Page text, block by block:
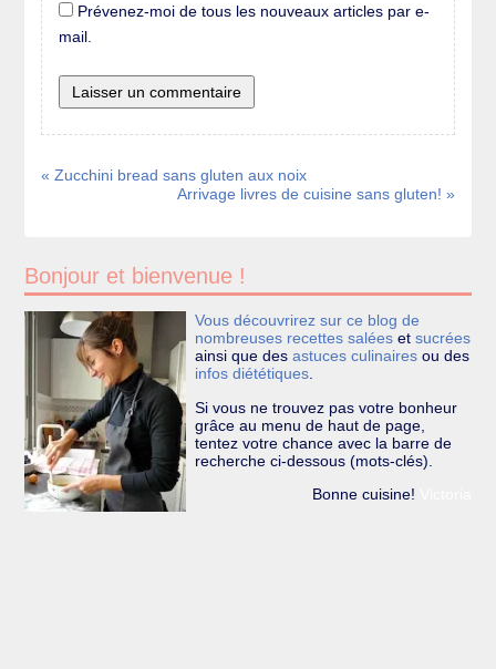
Prévenez-moi de tous les nouveaux articles par e-
mail.
« Zucchini bread sans gluten aux noix
Arrivage livres de cuisine sans gluten! »
Bonjour et bienvenue !
Vous découvrirez sur ce blog de
nombreuses recettes saléeset sucrées
ainsi que des astuces culinairesou des
infos diététiques.
Si vous ne trouvez pas votre bonheur
grâce au menu de haut de page,
tentez votre chance avec la barre de
recherche ci-dessous (mots-clés).
Bonne cuisine!